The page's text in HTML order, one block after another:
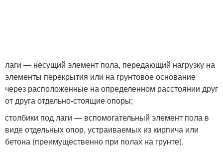
лаги — несущий элемент пола, передающий нагрузку на
элементы перекрытия или на грунтовое основание
через расположенные на определенном расстоянии друг
от друга отдельно-стоящие опоры;
столбики под лаги — вспомогательный элемент пола в
виде отдельных опор, устраиваемых из кирпича или
бетона (преимущественно при полах на грунте).